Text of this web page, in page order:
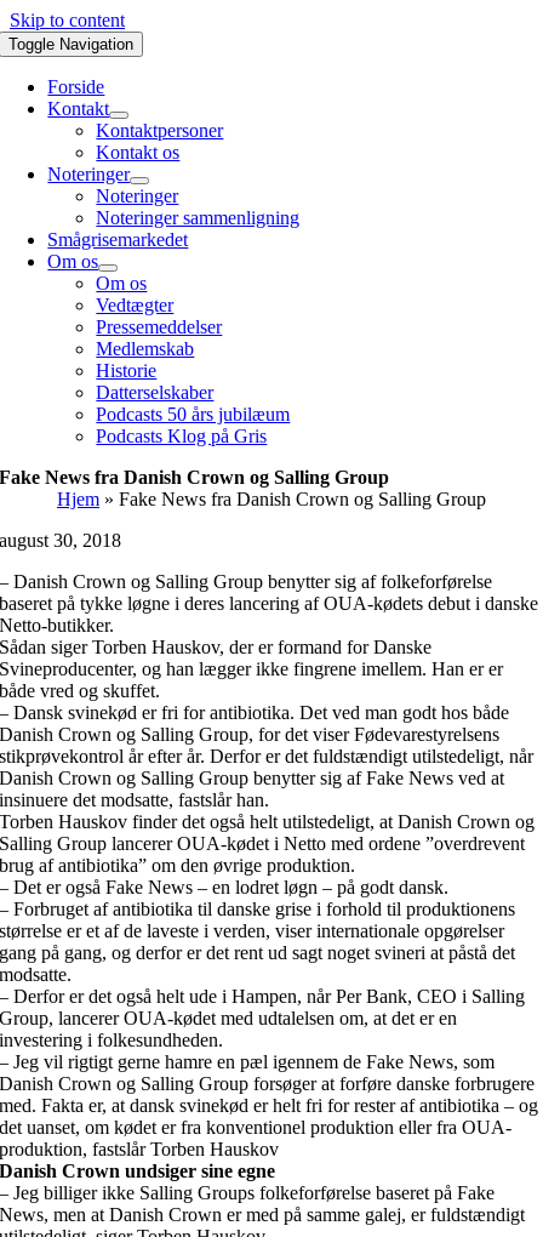
Skip to content
Toggle Navigation
Forside
Kontakt
Kontaktpersoner
Kontakt os
Noteringer
Noteringer
Noteringer sammenligning
Smågrisemarkedet
Om os
Om os
Vedtægter
Pressemeddelser
Medlemskab
Historie
Datterselskaber
Podcasts 50 års jubilæum
Podcasts Klog på Gris
Fake News fra Danish Crown og Salling Group
Hjem » Fake News fra Danish Crown og Salling Group
august 30, 2018
– Danish Crown og Salling Group benytter sig af folkeforførelse
baseret på tykke løgne i deres lancering af OUA-kødets debut i danske
Netto-butikker.
Sådan siger Torben Hauskov, der er formand for Danske
Svineproducenter, og han lægger ikke fingrene imellem. Han er er
både vred og skuffet.
– Dansk svinekød er fri for antibiotika. Det ved man godt hos både
Danish Crown og Salling Group, for det viser Fødevarestyrelsens
stikprøvekontrol år efter år. Derfor er det fuldstændigt utilstedeligt, når
Danish Crown og Salling Group benytter sig af Fake News ved at
insinuere det modsatte, fastslår han.
Torben Hauskov finder det også helt utilstedeligt, at Danish Crown og
Salling Group lancerer OUA-kødet i Netto med ordene ”overdrevent
brug af antibiotika” om den øvrige produktion.
– Det er også Fake News – en lodret løgn – på godt dansk.
– Forbruget af antibiotika til danske grise i forhold til produktionens
størrelse er et af de laveste i verden, viser internationale opgørelser
gang på gang, og derfor er det rent ud sagt noget svineri at påstå det
modsatte.
– Derfor er det også helt ude i Hampen, når Per Bank, CEO i Salling
Group, lancerer OUA-kødet med udtalelsen om, at det er en
investering i folkesundheden.
– Jeg vil rigtigt gerne hamre en pæl igennem de Fake News, som
Danish Crown og Salling Group forsøger at forføre danske forbrugere
med. Fakta er, at dansk svinekød er helt fri for rester af antibiotika – og
det uanset, om kødet er fra konventionel produktion eller fra OUA-
produktion, fastslår Torben Hauskov
Danish Crown undsiger sine egne
– Jeg billiger ikke Salling Groups folkeforførelse baseret på Fake
News, men at Danish Crown er med på samme galej, er fuldstændigt